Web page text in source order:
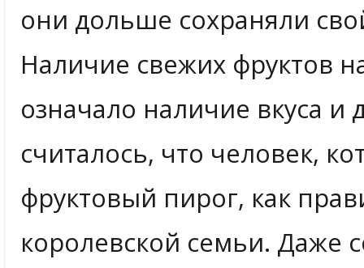
они дольше сохраняли
Наличие свежих фруктов
означало наличие вкуса и
считалось, что человек,
фруктовый пирог, как
королевской семьи. Даже